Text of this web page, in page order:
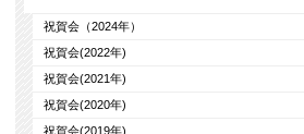
祝賀会（2024年）
祝賀会(2022年)
祝賀会(2021年)
祝賀会(2020年)
祝賀会(2019年)